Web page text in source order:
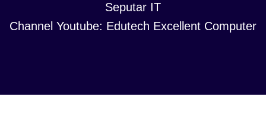
Seputar IT
Channel Youtube: Edutech Excellent Computer